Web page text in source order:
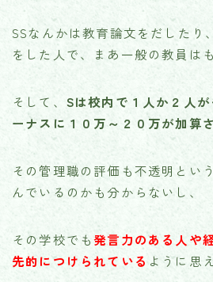
SSなんかは教育論文をだしたり
をした人で、まあ一般の教員は
そして、 Sは校内で１人か２人
ーナスに１０万～２０万が加算
その管理職の評価も不透明とい
んでいるのかも分からないし、
その学校でも発言力のある人や
先的につけられている ように思